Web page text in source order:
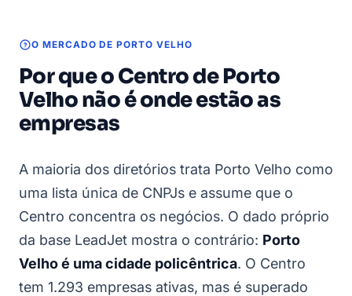
O MERCADO DE PORTO VELHO
Por que o Centro de Porto
Velho não é onde estão as
empresas
A maioria dos diretórios trata Porto Velho como
uma lista única de CNPJs e assume que o
Centro concentra os negócios. O dado próprio
da base LeadJet mostra o contrário: Porto
Velho é uma cidade policêntrica. O Centro
tem 1.293 empresas ativas, mas é superado